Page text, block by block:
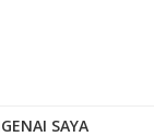
SAYA